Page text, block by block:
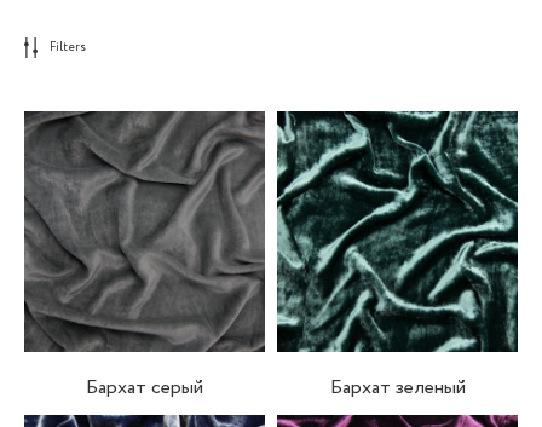
Filters
Бархат серый Бархат зеленый